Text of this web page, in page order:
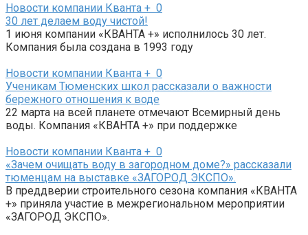
Новости компании Кванта + 0
30 лет делаем воду чистой!
1 июня компании «КВАНТА +» исполнилось 30 лет.
Компания была создана в 1993 году
Новости компании Кванта + 0
Ученикам Тюменских школ рассказали о важности
бережного отношения к воде
22 марта на всей планете отмечают Всемирный день
воды. Компания «КВАНТА +» при поддержке
Новости компании Кванта + 0
«Зачем очищать воду в загородном доме?» рассказали
тюменцам на выставке «ЗАГОРОД ЭКСПО».
В преддверии строительного сезона компания «КВАНТА
+» приняла участие в межрегиональном мероприятии
«ЗАГОРОД ЭКСПО».